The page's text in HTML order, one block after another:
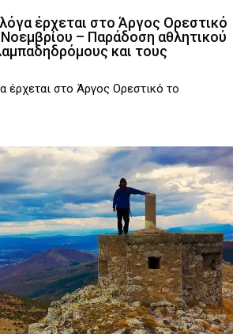
έρχεται στο Άργος Ορεστικό
– Παράδοση αθλητικού
και τους
έρχεται στο Άργος Ορεστικό το